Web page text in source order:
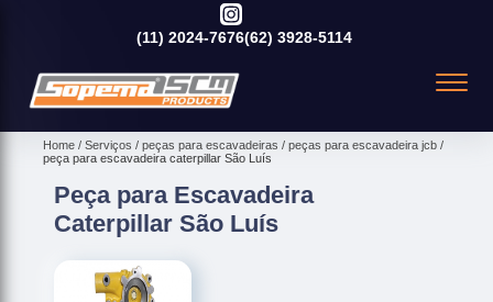
(11) 2024-7676(62) 3928-5114
Home Serviços peças para escavadeiras
peças para escavadeira jcb
peça para escavadeira caterpillar São Luís
Peça para Escavadeira
Caterpillar São Luís